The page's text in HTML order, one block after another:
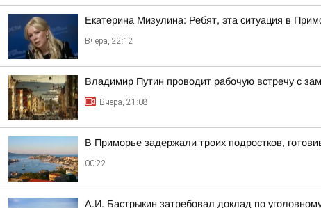
Екатерина Мизулина: Ребят, эта ситуация в
Вчера, 22:12
Владимир Путин проводит рабочую встречу с
Вчера, 21:08
В Приморье задержали троих подростков,
00:22
А.И. Бастрыкин затребовал доклад по